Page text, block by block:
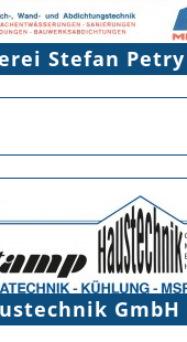
Stefan Petry
GmbH